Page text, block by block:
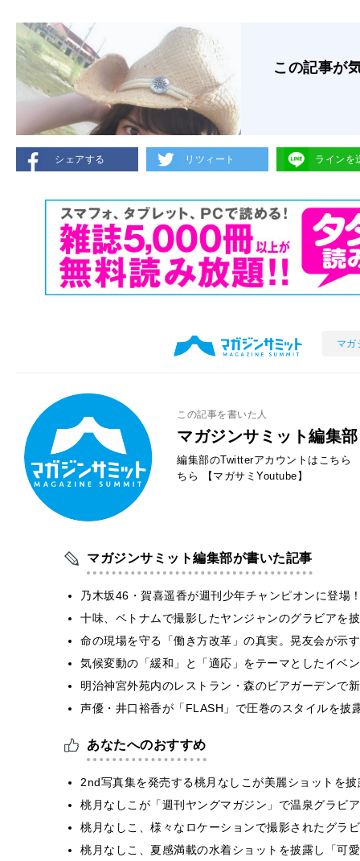
この記事が
シェアする リツィート ラインを
マガ
この記事を書いた人
マガジンサミット編集部
編集部のTwitterアカウントはこちら
ちら
【マガサミYoutube】
マガジンサミット編集部が書いた記事
乃木坂46・賀喜遥香が週刊少年チャンピオンに登
十味、ベトナムで撮影したヤンジャンのグラビアを
命の現場を守る「働き方改革」の真実。晃友会が示
気候変動の「緩和」と「適応」をテーマとしたイベ
明治神宮外苑内のレストラン・森のビアガーデンで
声優・井口裕香が「FLASH」で圧巻のスタイルを
あなたへのおすすめ
2nd写真集を発売する桃月なしこが美麗ショットを
桃月なしこが「週刊ヤングマガジン」で温泉グラビ
桃月なしこ、様々なロケーションで撮影されたグラ
桃月なしこ、夏感満載の水着ショットを披露し「可